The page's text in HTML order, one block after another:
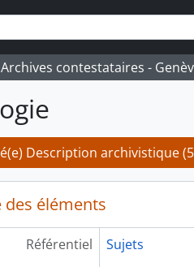
contestataires -
Description archivistique
des éléments
Référentiel
Sujets